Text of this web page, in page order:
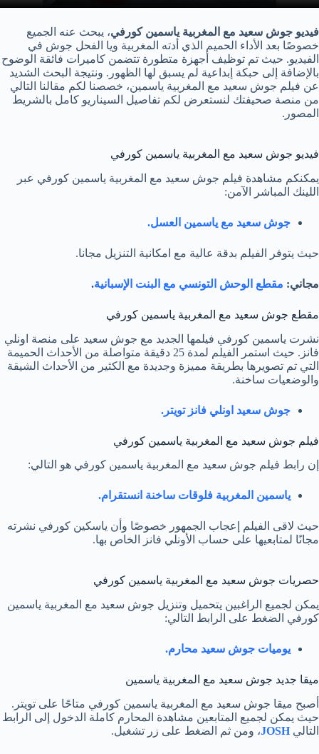
فيديو جوش سعيد مع المغربية ياسمين كورفي، يبحث عنه الجميع
خصوصًا بعد الأداء الحميم الذي أدته المغربية ويا الفحل جوش في
الفيديو. حيث تم توظيف أجهزة متطورة تتضمن كاميرات فائقة الوضوح
بالإضافة إلى حبكة إبداعية لم يسبق لها الظهور. ونتيجة البحث الشديد
عن فيلم جوش سعيد مع المغربية ياسمين، خصصنا لكم مقالنا التالي
من منصة صحيفتك لنستعرض لكم تفاصيل السيناريو كامل بالشريط
المصور.
فيديو جوش سعيد مع المغربية ياسمين كورفي
يمكنكم مشاهدة فيلم جوش سعيد مع المغربية ياسمين كورفي عبر
اللينك المباشر الآمن:
جوش سعيد مع ياسمين العسل.
حيث يتوفر الفيلم بدقة عالية مع امكانية التنزيل مجانا.
مجاني: مقطع الوحش التونسي مع البنت الإسبانية.
مقطع جوش سعيد مع المغربية ياسمين كورفي
نشرت ياسمين كورفي فيلمها الجديد مع جوش سعيد على منصة اونلي
فانز. حيث استمر الفيلم لمدة 25 دقيقة متواصلة من الأحداث الحميمة
التي تم تصويرها بطريقة مميزة وجديدة مع الكثير من الأحداث الشيقة
والوضعيات ساخنة.
جوش سعيد اونلي فانز تويتر.
فيلم جوش سعيد مع المغربية ياسمين كورفي
إن رابط فيلم جوش سعيد مع المغربية ياسمين كورفي هو التالي:
ياسمين المغربية فلوقات ساخنة انستقرام.
حيث لاقى الفيلم إعجاب الجمهور خصوصًا وأن ياسكين كورفي نشرته
مجانًا لمتابعيها على حساب الأونلي فانز الخاص بها.
حصريات جوش سعيد مع المغربية ياسمين كورفي
يمكن لجميع الراغبين يتحميل وتنزيل جوش سعيد مع المغربية ياسمين
كورفي الضغط على الرابط التالي:
يوميات جوش سعيد محارم.
ميقا جديد جوش سعيد مع المغربية ياسمين
أصبح ميقا جوش سعيد مع المغربية ياسمين كورفي متاحًا على تويتر.
حيث يمكن لجميع المتابعين مشاهدة المحارم كاملة الدخول إلى الرابط
التالي JOSH، ومن ثم الضغط على زر تشغيل.